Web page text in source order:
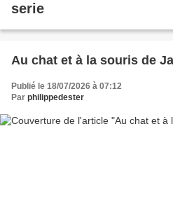
serie
Au chat et à la souris de
Publié le 18/07/2026 à 07:12
Par philippedester